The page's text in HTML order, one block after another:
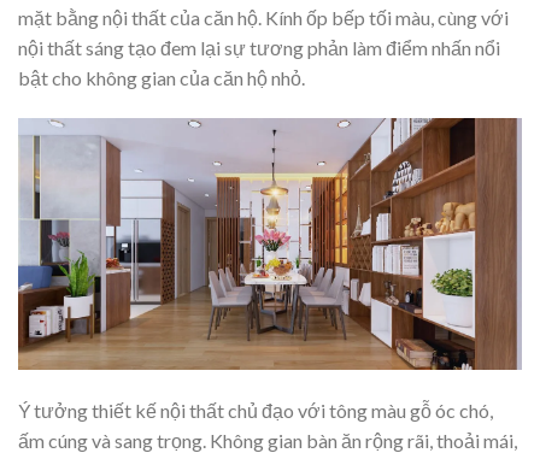
mặt bằng nội thất của căn hộ. Kính ốp bếp tối màu, cùng với
nội thất sáng tạo đem lại sự tương phản làm điểm nhấn nổi
bật cho không gian của căn hộ nhỏ.
Ý tưởng thiết kế nội thất chủ đạo với tông màu gỗ óc chó,
ấm cúng và sang trọng. Không gian bàn ăn rộng rãi, thoải mái,